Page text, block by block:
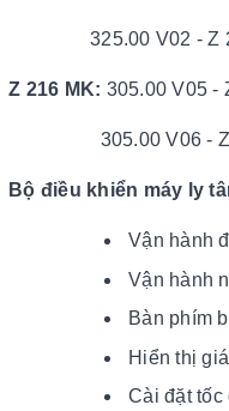
325.00 V02 - Z 216
Z 216 MK: 305.00 V05 -
305.00 V06 - Z
Bộ điều khiển máy ly
Vận hành
Vận hành
Bàn phím
Hiển thị
Cài đặt tốc